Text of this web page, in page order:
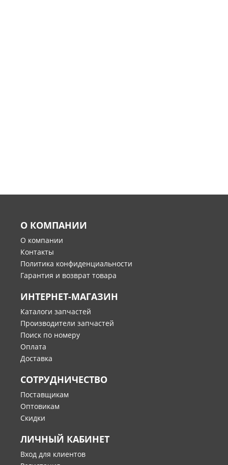
О КОМПАНИИ
О компании
Контакты
Политика конфиденциальности
Гарантия и возврат товара
ИНТЕРНЕТ-МАГАЗИН
Каталоги запчастей
Производители запчастей
Поиск по номеру
Оплата
Доставка
СОТРУДНИЧЕСТВО
Поставщикам
Оптовикам
Скидки
ЛИЧНЫЙ КАБИНЕТ
Вход для клиентов